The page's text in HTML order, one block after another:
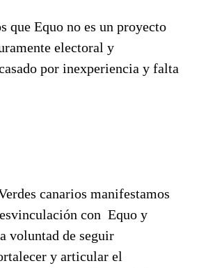
Equo no es un proyecto
electoral y
por inexperiencia y falta
canarios manifestamos
con Equo y
voluntad de seguir
y articular el